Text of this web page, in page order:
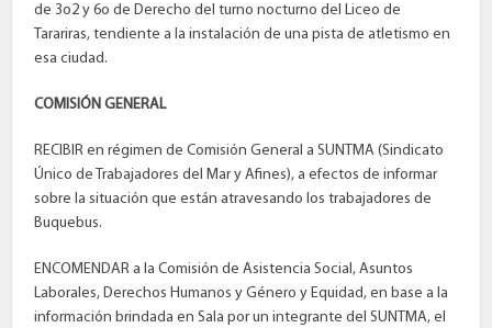
de 3o2 y 6o de Derecho del turno nocturno del Liceo de
Tarariras, tendiente a la instalación de una pista de atletismo en
esa ciudad.
COMISIÓN GENERAL
RECIBIR en régimen de Comisión General a SUNTMA (Sindicato
Único de Trabajadores del Mar y Afines), a efectos de informar
sobre la situación que están atravesando los trabajadores de
Buquebus.
ENCOMENDAR a la Comisión de Asistencia Social, Asuntos
Laborales, Derechos Humanos y Género y Equidad, en base a la
información brindada en Sala por un integrante del SUNTMA, el